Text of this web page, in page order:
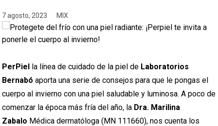
7 agosto, 2023 MIX
PerPiel la línea de cuidado de la piel de Laboratorios
Bernabóaporta una serie de consejos para que le pongas el
cuerpo al invierno con una piel saludable y luminosa. A poco de
comenzar la época más fría del año, la Dra. Marilina
Zabalo Médica dermatóloga (MN 111660), nos cuenta los